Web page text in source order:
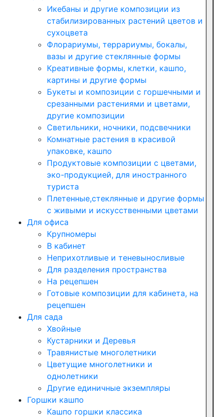
Икебаны и другие композиции из
стабилизированных растений цветов и
сухоцвета
Флорариумы, террариумы, бокалы,
вазы и другие стеклянные формы
Креативные формы, клетки, кашпо,
картины и другие формы
Букеты и композиции с горшечными и
срезанными растениями и цветами,
другие композиции
Светильники, ночники, подсвечники
Комнатные растения в красивой
упаковке, кашпо
Продуктовые композиции с цветами,
эко-продукцией, для иностранного
туриста
Плетенные,стеклянные и другие формы
с живыми и искусственными цветами
Для офиса
Крупномеры
В кабинет
Неприхотливые и теневыносливые
Для разделения пространства
На рецепшен
Готовые композиции для кабинета, на
рецепшен
Для сада
Хвойные
Кустарники и Деревья
Травянистые многолетники
Цветущие многолетники и
однолетники
Другие единичные экземпляры
Горшки кашпо
Кашпо горшки классика